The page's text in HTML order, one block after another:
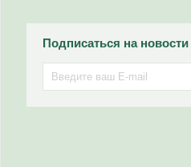
Подписаться на новости